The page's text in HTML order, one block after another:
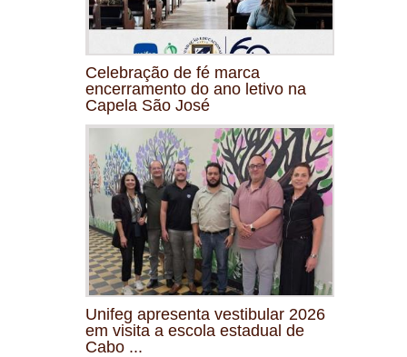
Celebração de fé marca
encerramento do ano letivo na
Capela São José
Unifeg apresenta vestibular 2026
em visita a escola estadual de
Cabo ...